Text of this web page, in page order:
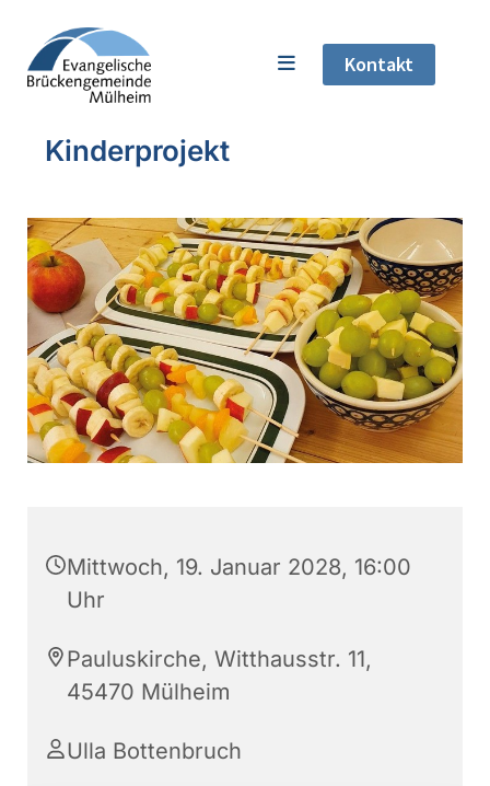
Kontakt
Kinderprojekt
Mittwoch, 19. Januar 2028, 16:00
Uhr
Pauluskirche, Witthausstr. 11,
45470 Mülheim
Ulla Bottenbruch